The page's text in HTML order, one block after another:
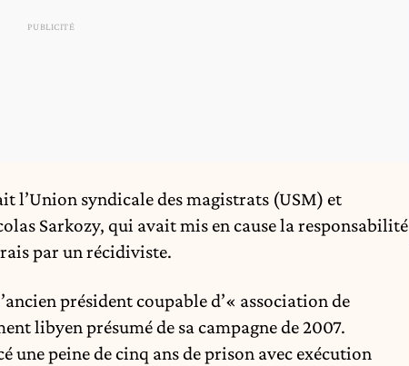
l’Union syndicale des magistrats (USM) et
Sarkozy, qui avait mis en cause la responsabilité
par un récidiviste.
président coupable d’« association de
libyen présumé de sa campagne de 2007.
une peine de cinq ans de prison avec exécution